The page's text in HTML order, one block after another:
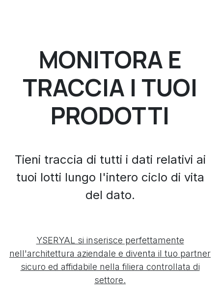
MONITORA E
TRACCIA I TUOI
PRODOTTI
Tieni traccia di tutti i dati relativi ai
tuoi lotti lungo l'intero ciclo di vita
del dato.
YSERYAL si inserisce perfettamente
nell'architettura aziendale e diventa il tuo partner
sicuro ed affidabile nella filiera controllata di
settore.